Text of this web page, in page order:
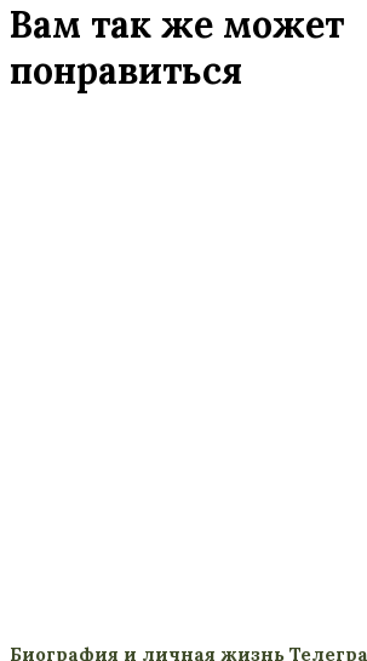
Вам так же может
понравиться
Биография и личная жизнь